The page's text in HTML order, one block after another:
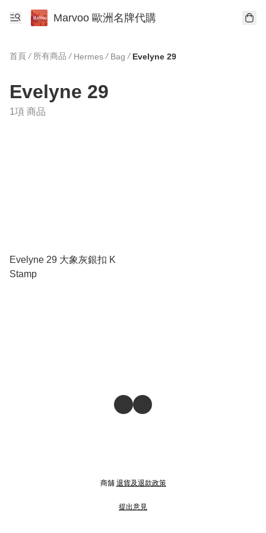
Marvoo 歐洲名牌代購
首頁 / 所有商品 / Hermes / Bag / Evelyne 29
Evelyne 29
1項 商品
Evelyne 29 大象灰銀扣 K
Stamp
商舖 退貨及退款政策
提出意見